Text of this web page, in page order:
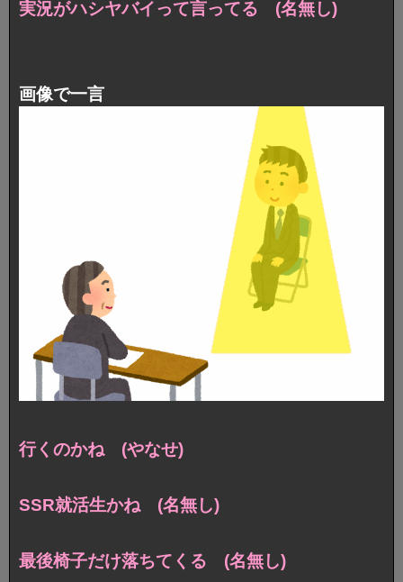
実況がハシヤバイって言ってる (名無し)
画像で一言
行くのかね (やなせ)
SSR就活生かね (名無し)
最後椅子だけ落ちてくる (名無し)